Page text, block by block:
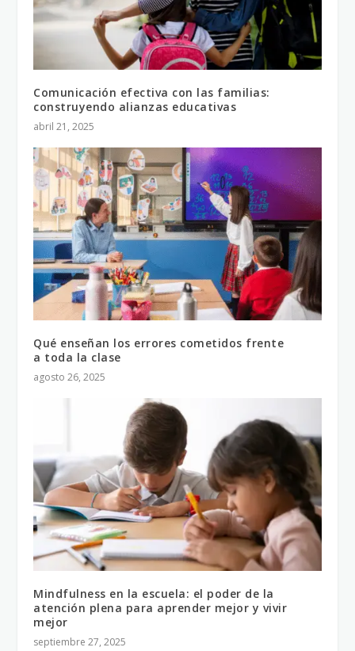
Comunicación efectiva con las familias:
construyendo alianzas educativas
abril 21, 2025
Qué enseñan los errores cometidos frente
a toda la clase
agosto 26, 2025
Mindfulness en la escuela: el poder de la
atención plena para aprender mejor y vivir
mejor
septiembre 27, 2025